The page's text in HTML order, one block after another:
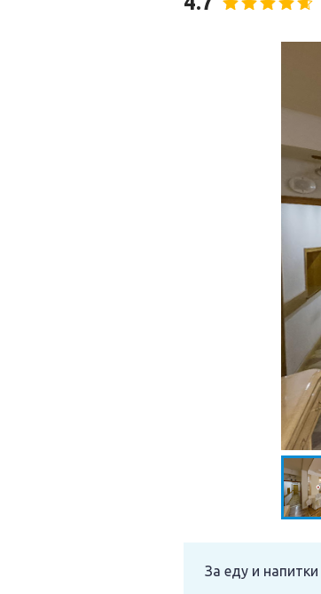
За еду и напитки